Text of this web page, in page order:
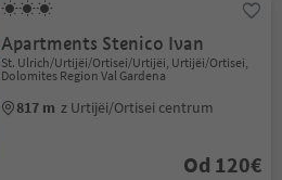
Apartments Stenico Ivan
St. Ulrich/Urtijëi/Ortisei/Urtijëi, Urtijëi/Ortisei,
Dolomites Region Val Gardena
817 m z Urtijëi/Ortisei centrum
Od 120€